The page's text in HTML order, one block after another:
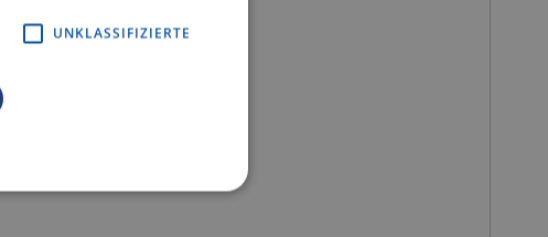
UNKLASSIFIZIERTE